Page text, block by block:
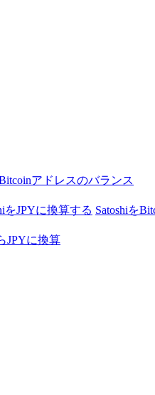
アドレスのバランス
をJPYに換算する Satoshiを
JPYに換算